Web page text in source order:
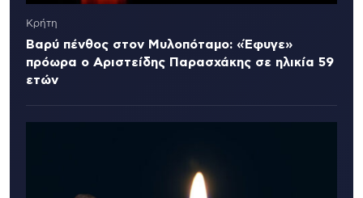
Κρήτη
Βαρύ πένθος στον Μυλοπόταμο: «Έφυγε»
πρόωρα ο Αριστείδης Παρασχάκης σε ηλικία 59
ετών